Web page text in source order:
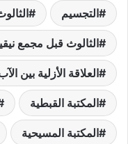
التجسيم
الثالوث قبل مجمع
العلاقة الأزلية بين
المكتبة القبطية
المكتبة المسيحية